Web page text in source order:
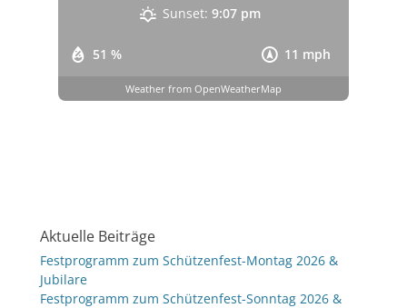
51 % 11 mph
Sunset: 9:07 pm
Weather from OpenWeatherMap
Aktuelle Beiträge
Festprogramm zum Schützenfest-Montag 2026 &
Jubilare
Festprogramm zum Schützenfest-Sonntag 2026 &